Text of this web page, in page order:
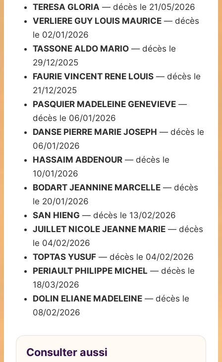
TERESA GLORIA — décès le 21/05/2026
VERLIERE GUY LOUIS MAURICE — décès
le 02/01/2026
TASSONE ALDO MARIO — décès le
29/12/2025
FAURIE VINCENT RENE LOUIS — décès le
21/12/2025
PASQUIER MADELEINE GENEVIEVE —
décès le 06/01/2026
DANSE PIERRE MARIE JOSEPH — décès le
06/01/2026
HASSAIM ABDENOUR — décès le
10/01/2026
BODART JEANNINE MARCELLE — décès
le 20/01/2026
SAN HIENG — décès le 13/02/2026
JUILLET NICOLE JEANNE MARIE — décès
le 04/02/2026
TOPTAS YUSUF — décès le 04/02/2026
PERIAULT PHILIPPE MICHEL — décès le
18/03/2026
DOLIN ELIANE MADELEINE — décès le
08/02/2026
Consulter aussi